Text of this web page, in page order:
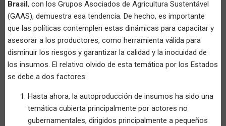
Brasil, con los Grupos Asociados de Agricultura Sustentável
(GAAS), demuestra esa tendencia. De hecho, es importante
que las políticas contemplen estas dinámicas para capacitar y
asesorar a los productores, como herramienta válida para
disminuir los riesgos y garantizar la calidad y la inocuidad de
los insumos. El relativo olvido de esta temática por los Estados
se debe a dos factores:
Hasta ahora, la autoproducción de insumos ha sido una
temática cubierta principalmente por actores no
gubernamentales, dirigidos principalmente a pequeños